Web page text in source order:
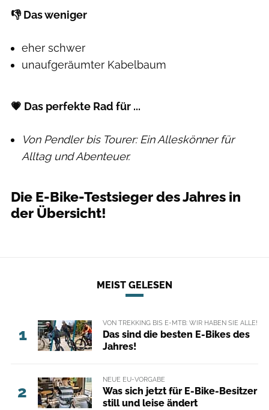
👎 Das weniger
eher schwer
unaufgeräumter Kabelbaum
💗 Das perfekte Rad für ...
Von Pendler bis Tourer: Ein Alleskönner für
Alltag und Abenteuer.
Die E-Bike-Testsieger des Jahres in
der Übersicht!
MEIST GELESEN
1
VON TREKKING BIS E-MTB: WIR HABEN SIE ALLE!
Das sind die besten E-Bikes des
Jahres!
2
NEUE EU-VORGABE
Was sich jetzt für E-Bike-Besitzer
still und leise ändert